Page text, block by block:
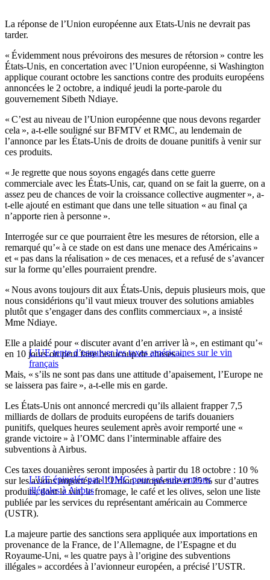
La réponse de l’Union européenne aux Etats-Unis ne devrait pas
tarder.
« Évidemment nous prévoirons des mesures de rétorsion » contre les
États-Unis, en concertation avec l’Union européenne, si Washington
applique courant octobre les sanctions contre des produits européens
annoncées le 2 octobre, a indiqué jeudi la porte-parole du
gouvernement Sibeth Ndiaye.
« C’est au niveau de l’Union européenne que nous devons regarder
cela », a-t-elle souligné sur BFMTV et RMC, au lendemain de
l’annonce par les États-Unis de droits de douane punitifs à venir sur
ces produits.
« Je regrette que nous soyons engagés dans cette guerre
commerciale avec les États-Unis, car, quand on se fait la guerre, on a
assez peu de chances de voir la croissance collective augmenter », a-
t-elle ajouté en estimant que dans une telle situation « au final ça
n’apporte rien à personne ».
Interrogée sur ce que pourraient être les mesures de rétorsion, elle a
remarqué qu’« à ce stade on est dans une menace des Américains »
et « pas dans la réalisation » de ces menaces, et a refusé de s’avancer
sur la forme qu’elles pourraient prendre.
« Nous avons toujours dit aux États-Unis, depuis plusieurs mois, que
nous considérions qu’il vaut mieux trouver des solutions amiables
plutôt que s’engager dans des conflits commerciaux », a insisté
Mme Ndiaye.
L’UE tente d’esquiver les taxes américaines sur le vin
français
Elle a plaidé pour « discuter avant d’en arriver là », en estimant qu’«
en 10 jours on peut faire beaucoup de choses ».
Mais, « s’ils ne sont pas dans une attitude d’apaisement, l’Europe ne
se laissera pas faire », a-t-elle mis en garde.
Les États-Unis ont annoncé mercredi qu’ils allaient frapper 7,5
milliards de dollars de produits européens de tarifs douaniers
punitifs, quelques heures seulement après avoir remporté une «
grande victoire » à l’OMC dans l’interminable affaire des
subventions à Airbus.
L’UE épinglée par l’OMC pour ses subventions
illégales à Airbus
Ces taxes douanières seront imposées à partir du 18 octobre : 10 %
sur les avions importés de l’Union européenne et 25 % sur d’autres
produits, dont le vin, le fromage, le café et les olives, selon une liste
publiée par les services du représentant américain au Commerce
(USTR).
La majeure partie des sanctions sera appliquée aux importations en
provenance de la France, de l’Allemagne, de l’Espagne et du
Royaume-Uni, « les quatre pays à l’origine des subventions
illégales » accordées à l’avionneur européen, a précisé l’USTR.